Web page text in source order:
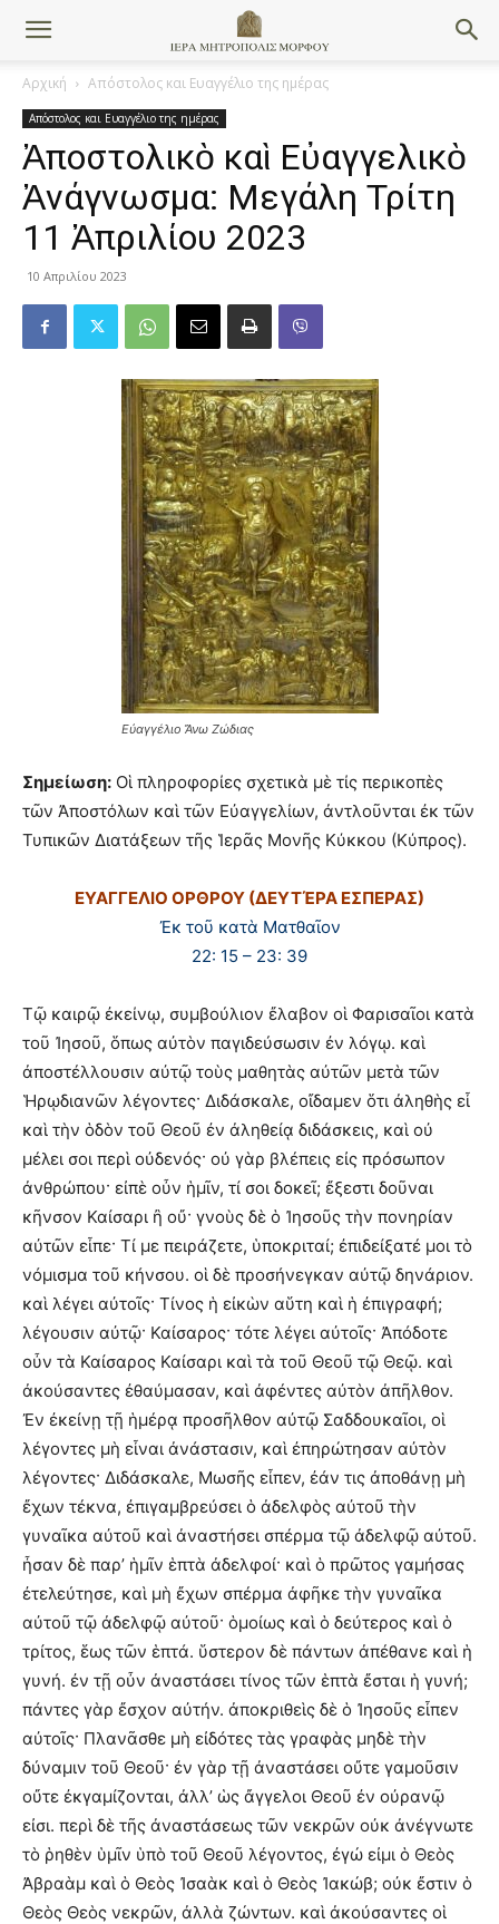
Αρχική Απόστολος και Ευαγγέλιο της ημέρας
Απόστολος και Ευαγγέλιο της ημέρας
Ἀποστολικὸ καὶ Εὐαγγελικὸ
Ἀνάγνωσμα: Μεγάλη Τρίτη
11 Ἀπριλίου 2023
10 Απριλίου 2023
Εὐαγγέλιο Ἄνω Ζώδιας
Σημείωση: Οἱ πληροφορίες σχετικὰ μὲ τίς περικοπὲς
τῶν Ἀποστόλων καὶ τῶν Εὐαγγελίων, ἀντλοῦνται ἐκ τῶν
Τυπικῶν Διατάξεων τῆς Ἱερᾶς Μονῆς Κύκκου (Κύπρος).
ΕΥΑΓΓΕΛΙΟ ΟΡΘΡΟΥ (ΔΕΥΤΈΡΑ ΕΣΠΕΡΑΣ)
Ἐκ τοῦ κατὰ Ματθαῖον
22: 15 – 23: 39
Τῷ καιρῷ ἐκείνῳ, συμβούλιον ἔλαβον οἱ Φαρισαῖοι κατὰ
τοῦ Ἰησοῦ, ὅπως αὐτὸν παγιδεύσωσιν ἐν λόγῳ. καὶ
ἀποστέλλουσιν αὐτῷ τοὺς μαθητὰς αὐτῶν μετὰ τῶν
Ἡρῳδιανῶν λέγοντες· Διδάσκαλε, οἴδαμεν ὅτι ἀληθὴς εἶ
καὶ τὴν ὁδὸν τοῦ Θεοῦ ἐν ἀληθείᾳ διδάσκεις, καὶ οὐ
μέλει σοι περὶ οὐδενός· οὐ γὰρ βλέπεις εἰς πρόσωπον
ἀνθρώπου· εἰπὲ οὖν ἡμῖν, τί σοι δοκεῖ; ἔξεστι δοῦναι
κῆνσον Καίσαρι ἢ οὔ· γνοὺς δὲ ὁ Ἰησοῦς τὴν πονηρίαν
αὐτῶν εἶπε· Τί με πειράζετε, ὑποκριταί; ἐπιδείξατέ μοι τὸ
νόμισμα τοῦ κήνσου. οἱ δὲ προσήνεγκαν αὐτῷ δηνάριον.
καὶ λέγει αὐτοῖς· Τίνος ἡ εἰκὼν αὕτη καὶ ἡ ἐπιγραφή;
λέγουσιν αὐτῷ· Καίσαρος· τότε λέγει αὐτοῖς· Ἀπόδοτε
οὖν τὰ Καίσαρος Καίσαρι καὶ τὰ τοῦ Θεοῦ τῷ Θεῷ. καὶ
ἀκούσαντες ἐθαύμασαν, καὶ ἀφέντες αὐτὸν ἀπῆλθον.
Ἐν ἐκείνῃ τῇ ἡμέρᾳ προσῆλθον αὐτῷ Σαδδουκαῖοι, οἱ
λέγοντες μὴ εἶναι ἀνάστασιν, καὶ ἐπηρώτησαν αὐτὸν
λέγοντες· Διδάσκαλε, Μωσῆς εἶπεν, ἐάν τις ἀποθάνῃ μὴ
ἔχων τέκνα, ἐπιγαμβρεύσει ὁ ἀδελφὸς αὐτοῦ τὴν
γυναῖκα αὐτοῦ καὶ ἀναστήσει σπέρμα τῷ ἀδελφῷ αὐτοῦ.
ἦσαν δὲ παρ’ ἡμῖν ἑπτὰ ἀδελφοί· καὶ ὁ πρῶτος γαμήσας
ἐτελεύτησε, καὶ μὴ ἔχων σπέρμα ἀφῆκε τὴν γυναῖκα
αὐτοῦ τῷ ἀδελφῷ αὐτοῦ· ὁμοίως καὶ ὁ δεύτερος καὶ ὁ
τρίτος, ἕως τῶν ἑπτά. ὕστερον δὲ πάντων ἀπέθανε καὶ ἡ
γυνή. ἐν τῇ οὖν ἀναστάσει τίνος τῶν ἑπτὰ ἔσται ἡ γυνή;
πάντες γὰρ ἔσχον αὐτήν. ἀποκριθεὶς δὲ ὁ Ἰησοῦς εἶπεν
αὐτοῖς· Πλανᾶσθε μὴ εἰδότες τὰς γραφὰς μηδὲ τὴν
δύναμιν τοῦ Θεοῦ· ἐν γὰρ τῇ ἀναστάσει οὔτε γαμοῦσιν
οὔτε ἐκγαμίζονται, ἀλλ’ ὡς ἄγγελοι Θεοῦ ἐν οὐρανῷ
εἰσι. περὶ δὲ τῆς ἀναστάσεως τῶν νεκρῶν οὐκ ἀνέγνωτε
τὸ ῥηθὲν ὑμῖν ὑπὸ τοῦ Θεοῦ λέγοντος, ἐγώ εἰμι ὁ Θεὸς
Ἀβραὰμ καὶ ὁ Θεὸς Ἰσαὰκ καὶ ὁ Θεὸς Ἰακώβ; οὐκ ἔστιν ὁ
Θεὸς Θεὸς νεκρῶν, ἀλλὰ ζώντων. καὶ ἀκούσαντες οἱ